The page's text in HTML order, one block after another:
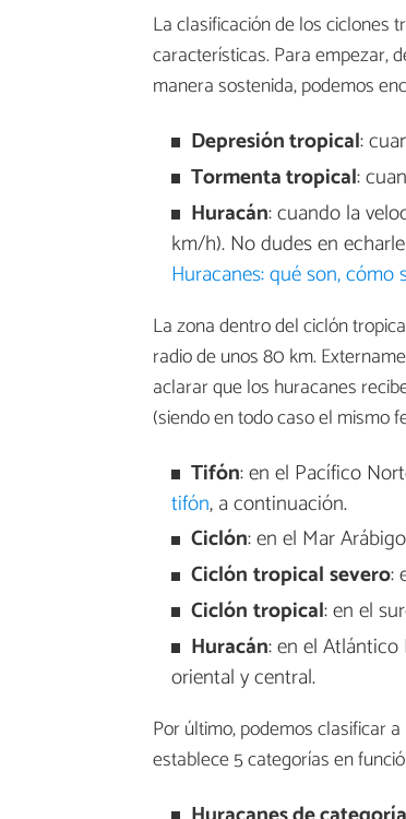
La clasificación de los ciclones
características. Para empezar,
manera sostenida, podemos
Depresión tropical:
Tormenta tropical:
Huracán: cuando la
km/h). No dudes en
Huracanes: qué son,
La zona dentro del ciclón
radio de unos 80 km.
aclarar que los huracanes
(siendo en todo caso el mismo
Tifón: en el Pacífico
tifón, a continuación.
Ciclón: en el Mar
Ciclóntropicalsevero:
Ciclóntropical: en el
Huracán: en el
oriental y central.
Por último, podemos clasificar
establece 5 categorías en